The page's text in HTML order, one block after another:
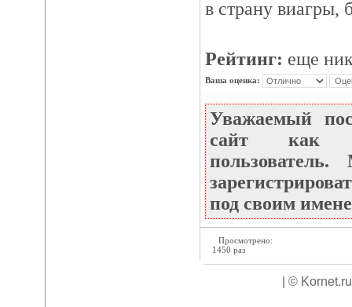
в страну виагры,
Рейтинг: еще
Ваша оценка:
Уважаемый
сайт как
под своим
Просмотрено:
1450 раз
| ©